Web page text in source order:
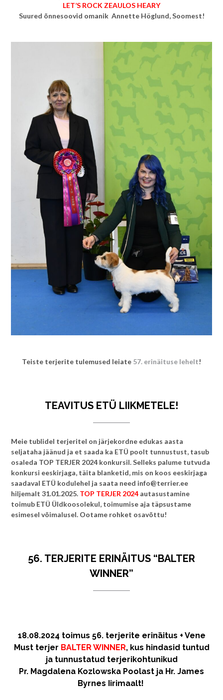
LET’S ROCK ZEAULOS HEARY
Suured õnnesoovid omanik Annette Höglund, Soomest!
Teiste terjerite tulemused leiate 57. erinäituse lehelt!
TEAVITUS ETÜ LIIKMETELE!
Meie tublidel terjeritel on järjekordne edukas aasta
seljataha jäänud ja et saada ka ETÜ poolt tunnustust, tasub
osaleda TOP TERJER 2024 konkursil. Selleks palume tutvuda
konkursi eeskirjaga, täita blanketid, mis on koos eeskirjaga
saadaval ETÜ kodulehel ja saata need info@terrier.ee
hiljemalt 31.01.2025. TOP TERJER 2024 autasustamine
toimub ETÜ Üldkoosolekul, toimumise aja täpsustame
esimesel võimalusel. Ootame rohket osavõttu!
56. TERJERITE ERINÄITUS “BALTER
WINNER”
18.08.2024 toimus 56. terjerite erinäitus + Vene
Must terjer BALTER WINNER, kus hindasid tuntud
ja tunnustatud terjerikohtunikud
Pr. Magdalena Kozlowska Poolast ja Hr. James
Byrnes Iirimaalt!